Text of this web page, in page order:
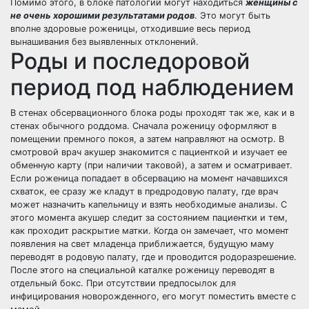
Помимо этого, в блоке патологий могут находиться женщины с
не очень хорошими результатами родов. Это могут быть
вполне здоровые роженицы, отходившие весь период
вынашивания без выявленных отклонений.
Роды и последоровой
период под наблюдением
В стенах обсервационного блока роды проходят так же, как и в
стенах обычного роддома. Сначала роженицу оформляют в
помещении премного покоя, а затем направляют на осмотр. В
смотровой врач акушер знакомится с пациенткой и изучает ее
обменную карту (при наличии таковой), а затем и осматривает.
Если роженица попадает в обсервацию на момент начавшихся
схваток, ее сразу же кладут в предродовую палату, где врач
может назначить капельницу и взять необходимые анализы. С
этого момента акушер следит за состоянием пациентки и тем,
как проходит раскрытие матки. Когда он замечает, что момент
появления на свет младенца приближается, будущую маму
переводят в родовую палату, где и проводится родоразрешение.
После этого на специальной каталке роженицу переводят в
отдельный бокс. При отсутствии предпосылок для
инфицирования новорожденного, его могут поместить вместе с